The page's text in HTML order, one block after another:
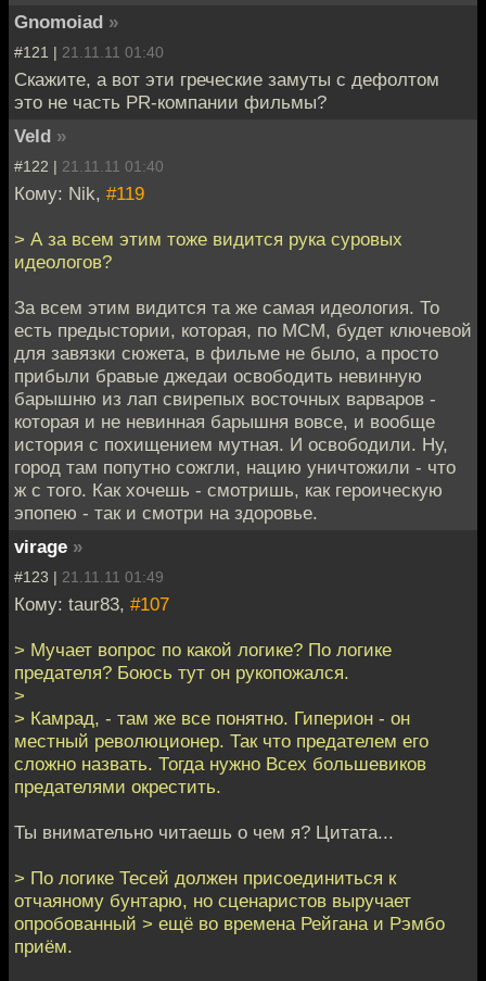
Gnomoiad »
#121 | 21.11.11 01:40
Скажите, а вот эти греческие замуты с дефолтом
это не часть PR-компании фильмы?
Veld »
#122 | 21.11.11 01:40
Кому: Nik, #119
> А за всем этим тоже видится рука суровых
идеологов?
За всем этим видится та же самая идеология. То
есть предыстории, которая, по МСМ, будет ключевой
для завязки сюжета, в фильме не было, а просто
прибыли бравые джедаи освободить невинную
барышню из лап свирепых восточных варваров -
которая и не невинная барышня вовсе, и вообще
история с похищением мутная. И освободили. Ну,
город там попутно сожгли, нацию уничтожили - что
ж с того. Как хочешь - смотришь, как героическую
эпопею - так и смотри на здоровье.
virage »
#123 | 21.11.11 01:49
Кому: taur83, #107
> Мучает вопрос по какой логике? По логике
предателя? Боюсь тут он рукопожался.
>
> Камрад, - там же все понятно. Гиперион - он
местный революционер. Так что предателем его
сложно назвать. Тогда нужно Всех большевиков
предателями окрестить.
Ты внимательно читаешь о чем я? Цитата...
> По логике Тесей должен присоединиться к
отчаяному бунтарю, но сценаристов выручает
опробованный > ещё во времена Рейгана и Рэмбо
приём.